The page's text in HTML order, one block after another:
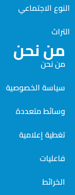
النوع الاجتماعي
التراث
من نحن
من نحن
سياسة الخصوصية
وسائط متعددة
تغطية إعلامية
فاعليات
الخرائط